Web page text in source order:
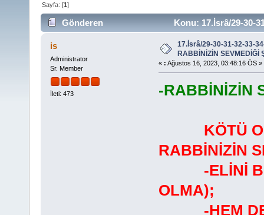
Sayfa: [1]
Gönderen
Konu: 17.İsrâ/29-30-
(Okunma sayısı 17866 defa)
is
Administrator
Sr. Member
İleti: 473
17.İsrâ/29-30-31-32-33-
RABBİNİZİN SEVMEDİĞİ
« : Ağustos 16, 2023, 03:48:16 ÖS »
-RABBİNİZİN
KÖTÜ
RABBİNİZİN
-ELİNİ
OLMA);
-HEM DE